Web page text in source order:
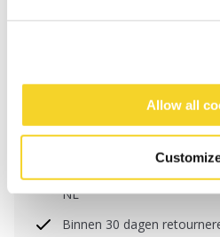
Allow all
Bestellingen die op
worden geplaatst, worden
Gratis verzending voor
NL
Binnen 30 dagen